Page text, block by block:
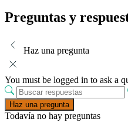
Preguntas y
Haz una pregunta
You must be logged in to ask a
Haz una pregunta
Todavía no hay preguntas